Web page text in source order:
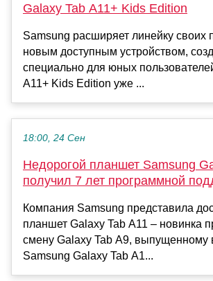
Galaxy Tab A11+ Kids Edition
Samsung расширяет линейку своих
новым доступным устройством,
специально для юных
A11+ Kids Edition уже ...
18:00, 24 Сен
Недорогой планшет Samsung
получил 7 лет программной
Компания Samsung представила
планшет Galaxy Tab A11 – новинка
смену Galaxy Tab A9, выпущенному
Samsung Galaxy Tab A1...